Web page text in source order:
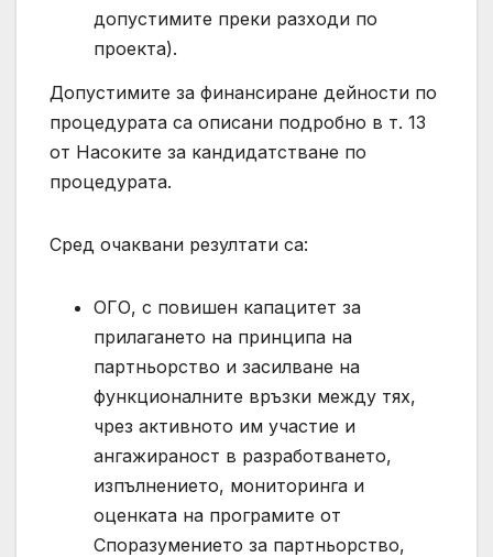
допустимите преки разходи по
проекта).
Допустимите за финансиране дейности по
процедурата са описани подробно в т. 13
от Насоките за кандидатстване по
процедурата.
Сред очаквани резултати са:
ОГО, с повишен капацитет за
прилагането на принципа на
партньорство и засилване на
функционалните връзки между тях,
чрез активното им участие и
ангажираност в разработването,
изпълнението, мониторинга и
оценката на програмите от
Споразумението за партньорство,